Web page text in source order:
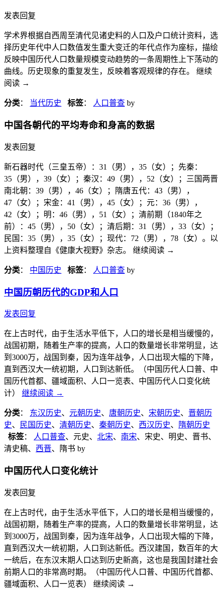
发表回复
学术界根据自西周至清代见诸史料的人口及户口统计资料，选
择历史年代中人口数值发生重大变迁的年代点作为座标，描绘
反映中国历代人口数量规模变动趋势的一条周期性上下荡动的
曲线。历史现象的重复发生，反映着客观规律的存在。 继续
阅读 →
分类： 当代历史 标签： 人口普查 by
中国各朝代的平均寿命和身高的数据
发表回复
新石器时代（三皇五帝）：31（男），35（女）；先秦：
35（男），39（女）；秦汉：49（男），52（女）；三国两晋
南北朝：39（男），46（女）；隋唐五代：43（男），
47（女）；宋金：41（男），45（女）；元：36（男），
42（女）；明：46（男），51（女）；清前期（1840年之
前）：45（男），50（女）；清后期：31（男），33（女）；
民国：35（男），35（女）；现代：72（男），78（女）。以
上资料整理自《健康大视野》杂志。 继续阅读 →
分类： 中国历史 标签： 人口普查 by
中国历朝历代的GDP和人口
发表回复
在上古时代，由于生活水平低下，人口的增长是相当缓慢的，
战国初期，随着生产率的提高，人口的数量增长非常明显，达
到3000万，战国到秦，因为连年战争，人口出现大幅的下降，
直到西汉大一统初期，人口到达新低。（中国历代人口普、中
国历代首都、疆域面积、人口一览表、中国历代人口变化统
计） 继续阅读 →
分类： 东汉历史、 元朝历史、 唐朝历史、 宋朝历史、 晋朝历
史、 民国历史、 清朝历史、 秦朝历史、 西汉历史、
隋朝历史
标签： 人口普查、元史、 北宋、 南宋、宋史、明史、晋书、
清史稿、 西晋、隋书 by
中国历代人口变化统计
发表回复
在上古时代，由于生活水平低下，人口的增长是相当缓慢的，
战国初期，随着生产率的提高，人口的数量增长非常明显，达
到3000万，战国到秦，因为连年战争，人口出现大幅的下降，
直到西汉大一统初期，人口到达新低。西汉建国，数百年的大
一统后，在东汉末期人口达到历史新高，这也是我国封建社会
前期人口的非常高时期。（中国历代人口普、中国历代首都、
疆域面积、人口一览表） 继续阅读 →